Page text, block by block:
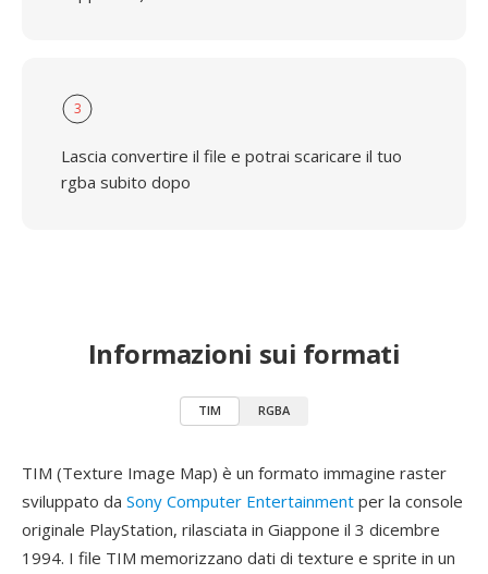
3
Lascia convertire il file e potrai scaricare il tuo
rgba subito dopo
Informazioni sui formati
TIM RGBA
TIM (Texture Image Map) è un formato immagine raster
sviluppato da Sony Computer Entertainment per la console
originale PlayStation, rilasciata in Giappone il 3 dicembre
1994. I file TIM memorizzano dati di texture e sprite in un